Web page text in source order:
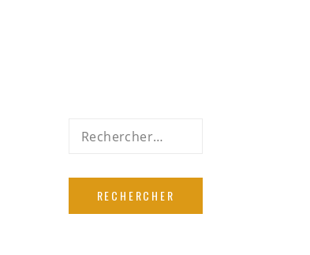
Rechercher :